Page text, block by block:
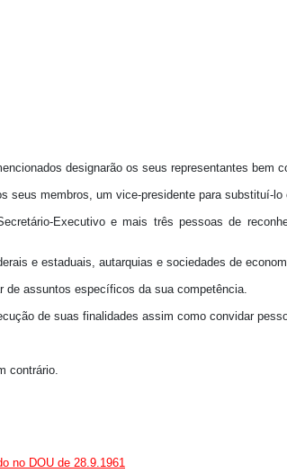
designarão os seus representantes bem
membros, um vice-presidente para substituí-
Executivo e mais três pessoas de
e estaduais, autarquias e sociedades de
de assuntos específicos da sua competência.
de suas finalidades assim como convidar
contrário.
no DOU de 28.9.1961